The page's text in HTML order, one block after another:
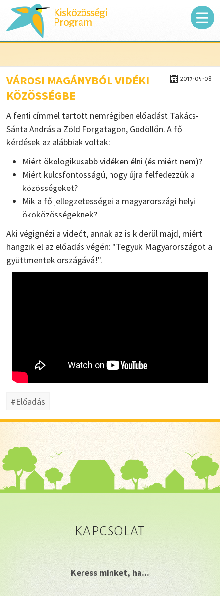
Kisközösségi
Program
2017-05-08
VÁROSI MAGÁNYBÓL VIDÉKI
KÖZÖSSÉGBE
A fenti címmel tartott nemrégiben előadást Takács-
Sánta András a Zöld Forgatagon, Gödöllőn. A fő
kérdések az alábbiak voltak:
Miért ökologikusabb vidéken élni (és miért nem)?
Miért kulcsfontosságú, hogy újra felfedezzük a
közösségeket?
Mik a fő jellegzetességei a magyarországi helyi
ökoközösségeknek?
Aki végignézi a videót, annak az is kiderül majd, miért
hangzik el az előadás végén: "Tegyük Magyarországot a
gyüttmentek országává!".
#Előadás
KAPCSOLAT
Keress minket, ha...